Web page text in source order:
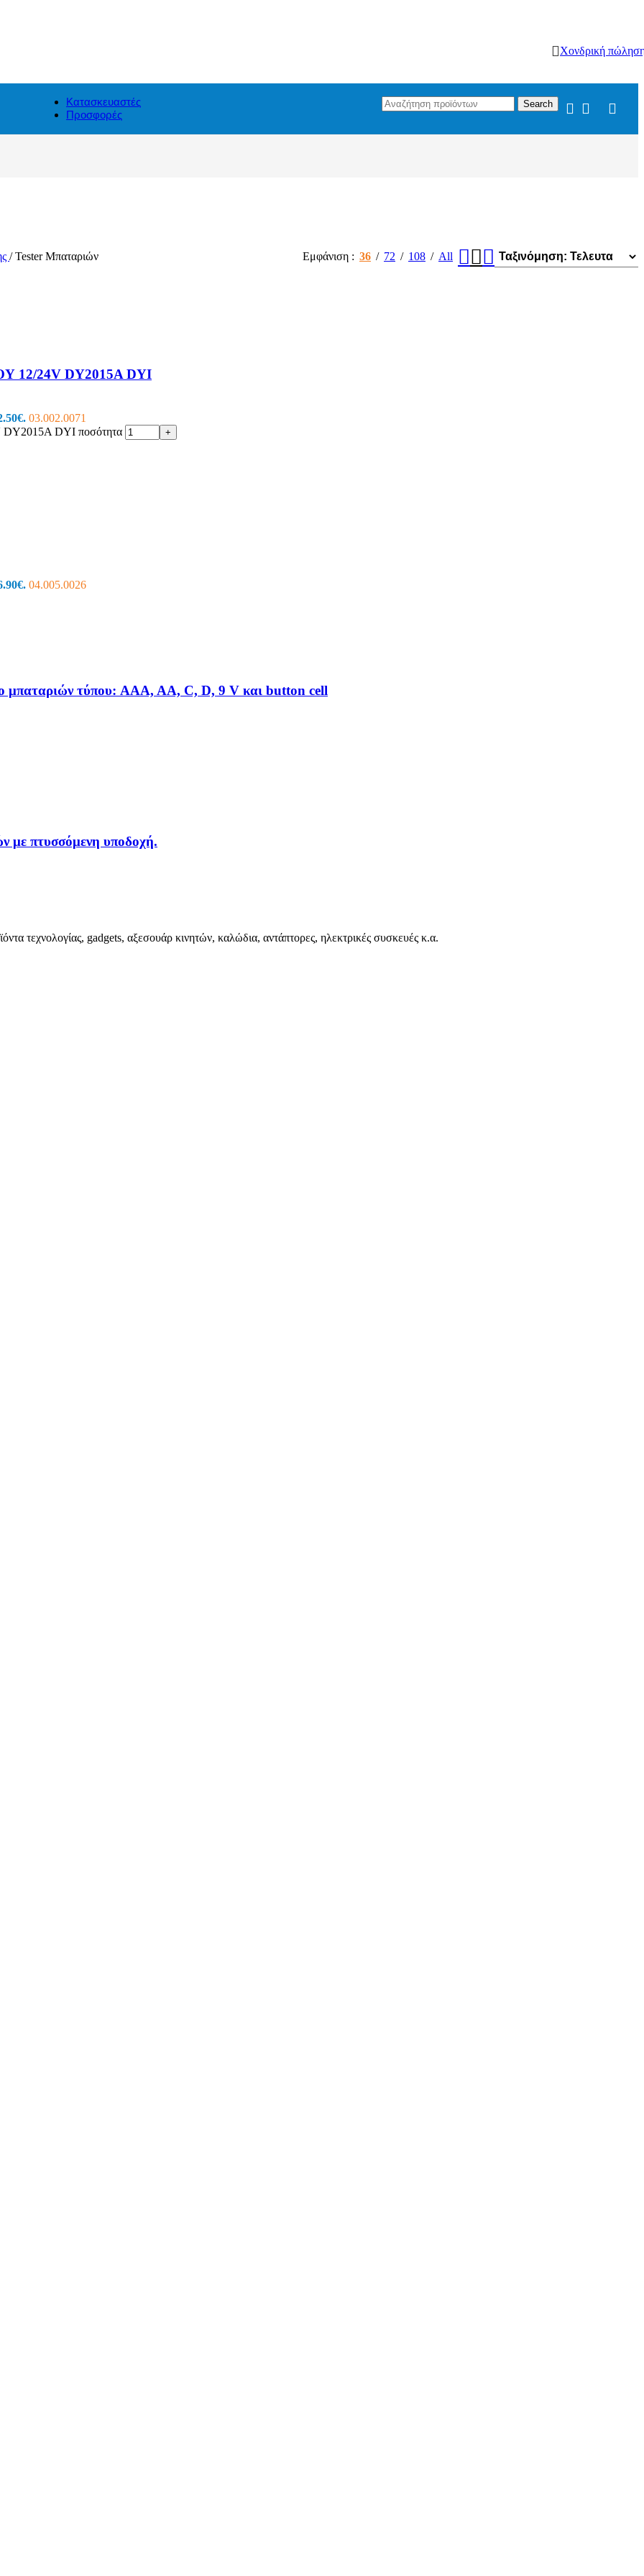
Χονδρική
Κατασκευαστές
Προσφορές
Search
/ Tester Μπαταριών Εμφάνιση 36 72 108 All
24V DY2015Α DYI
03.002.0071
DYI ποσότητα +
04.005.0026
μπαταριών τύπου: AAA, AA, C, D, 9 V και button cell
με πτυσσόμενη υποδοχή.
τεχνολογίας, gadgets, αξεσουάρ κινητών, καλώδια, αντάπτορες, ηλεκτρικές συσκευές κ.α.